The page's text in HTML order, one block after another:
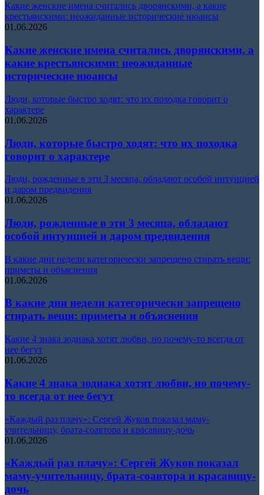
Какие женские имена считались дворянскими, а какие
крестьянскими: неожиданные исторические нюансы
01.06.2026
Какие женские имена считались дворянскими, а
какие крестьянскими: неожиданные
исторические нюансы
Люди, которые быстро ходят: что их походка говорит о
характере
01.06.2026
Люди, которые быстро ходят: что их походка
говорит о характере
Люди, рожденные в эти 3 месяца, обладают особой интуицией
и даром предвидения
01.06.2026
Люди, рожденные в эти 3 месяца, обладают
особой интуицией и даром предвидения
В какие дни недели категорически запрещено стирать вещи:
приметы и объяснения
01.06.2026
В какие дни недели категорически запрещено
стирать вещи: приметы и объяснения
Какие 4 знака зодиака хотят любви, но почему-то всегда от
нее бегут
01.06.2026
Какие 4 знака зодиака хотят любви, но почему-
то всегда от нее бегут
«Каждый раз плачу»: Сергей Жуков показал маму-
учительницу, брата-соавтора и красавицу-дочь
01.06.2026
«Каждый раз плачу»: Сергей Жуков показал
маму-учительницу, брата-соавтора и красавицу-
дочь